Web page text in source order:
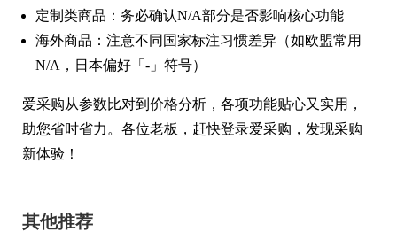
定制类商品：务必确认N/A部分是否影响核心功能
海外商品：注意不同国家标注习惯差异（如欧盟常用
N/A，日本偏好「-」符号）
爱采购从参数比对到价格分析，各项功能贴心又实用，
助您省时省力。各位老板，赶快登录爱采购，发现采购
新体验！
其他推荐